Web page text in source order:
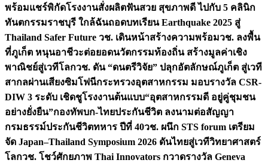
พร้อมแชร์พิกัดโรงงานสั่งผลิตฟันสวย สุขภาพดี ไปกับ 5 คลินิก
ทันตกรรมราชบุรี ใกล้ฉันถอดบทเรียน Earthquake 2025 สู่
Thailand Safer Future วช. เดินหน้าสร้างความพร้อมวช. ลงพื้น
ที่ภูเก็ต หนุนอาชีวะต่อยอดนวัตกรรมท้องถิ่น สร้างมูลค่าเชิง
พาณิชย์สู่เวทีโลกวช. ดัน “ดนตรีวิจัย” ปลุกอัตลักษณ์ภูเก็ต สู่เวที
สากลผ่านเสียงซิมโฟนีกระทรวงอุตสาหกรรม มอบรางวัล CSR-
DIW 3 ระดับ เชิดชูโรงงานต้นแบบ“อุตสาหกรรมดี อยู่คู่ชุมชน
อย่างยั่งยืน”กองทัพบก-ไทยประกันชีวิต ลงนามต่อสัญญา
กรมธรรม์ประกันชีวิตทหาร ปีที่ 40วช. ผนึก STS forum เตรียม
จัด Japan–Thailand Symposium 2026 ดันไทยสู่เวทีวิทยาศาสตร์
โลกวช. โชว์ศักยภาพ Thai Innovators กวาดรางวัล Geneva